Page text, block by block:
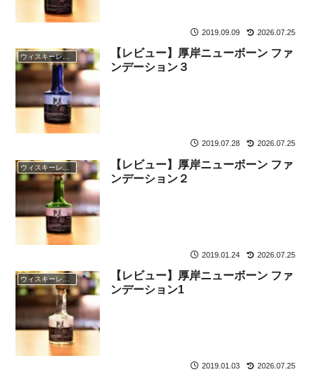
2019.09.09 2026.07.25
ウィスキーレビュー
【レビュー】厚岸ニューボーン ファ
ンデーション３
2019.07.28 2026.07.25
ウィスキーレビュー
【レビュー】厚岸ニューボーン ファ
ンデーション２
2019.01.24 2026.07.25
【レビュー】厚岸ニューボーン ファ
ンデーション1
2019.01.03 2026.07.25